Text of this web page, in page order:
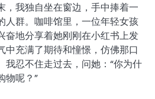
，我独自坐在窗边，手中捧着一
人群。咖啡馆里，一位年轻女孩
奋地分享着她刚刚在小红书上发
中充满了期待和憧憬，仿佛那口
我忍不住走过去，问她：“你为什
物呢？”